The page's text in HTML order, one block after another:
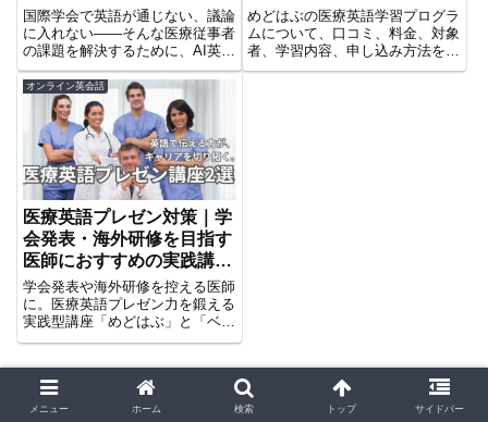
版】
国際学会で英語が通じない、議論
に入れない――そんな医療従事者
の課題を解決するために、AI英会
話・医療特化プログラム・マンツ
ーマン指導の3つを徹底比較。忙
しい医師・研究者でも実践できる
学会英語トレーニングの選び方を
解説します。【2026年版】
徴
めどはぶの医療英語学習プログラ
ムについて、口コミ、料金、対象
者、学習内容、申し込み方法を解
説。医師・看護師・薬剤師・医学
オンライン英会話
医療英語プレゼン対策｜学
会発表・海外研修を目指す
医師におすすめの実践講座
2選
学会発表や海外研修を控える医師
に。医療英語プレゼン力を鍛える
実践型講座「めどはぶ」と「ベル
リッツ」の特徴・料金・選び方を
メニュー ホーム 検索 トップ サイドバー